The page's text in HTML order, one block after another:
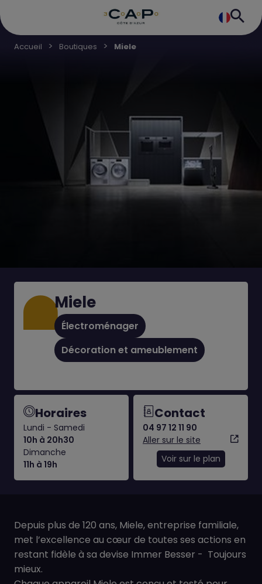
Accueil Boutiques Miele
Miele
Électroménager
Décoration et ameublement
Horaires
Lundi - Samedi
10h à 20h30
Dimanche
11h à 19h
Contact
04 97 12 11 90
Aller sur le site
Voir sur le plan
Depuis plus de 120 ans, Miele, entreprise familiale,
met l’excellence au cœur de toutes ses actions en
restant fidèle à sa devise Immer Besser - Toujours
mieux.